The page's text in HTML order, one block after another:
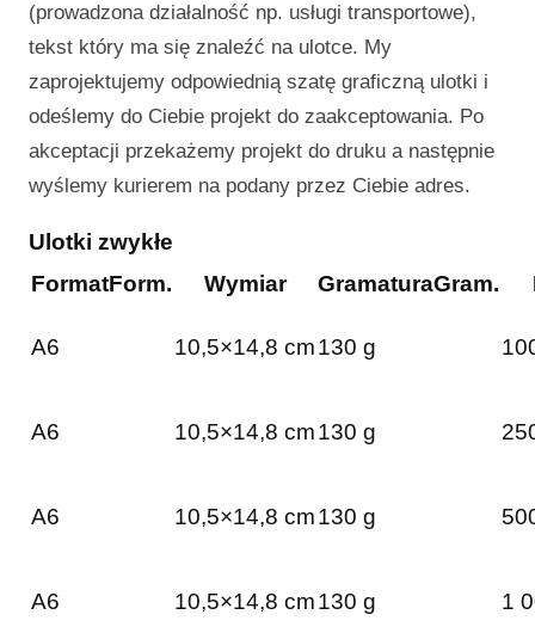
(prowadzona działalność np. usługi transportowe),
tekst który ma się znaleźć na ulotce. My
zaprojektujemy odpowiednią szatę graficzną ulotki i
odeślemy do Ciebie projekt do zaakceptowania. Po
akceptacji przekażemy projekt do druku a następnie
wyślemy kurierem na podany przez Ciebie adres.
Ulotki zwykłe
FormatForm. Wymiar GramaturaGram.
A6 10,5×14,8 cm130 g
A6 10,5×14,8 cm130 g
A6 10,5×14,8 cm130 g
A6 10,5×14,8 cm130 g 1